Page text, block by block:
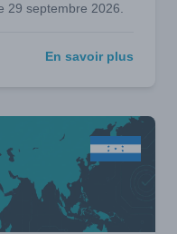
29 septembre 2026.
En savoir plus